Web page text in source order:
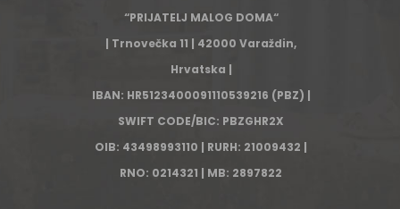
“PRIJATELJ MALOG DOMA“
| Trnovečka 11 | 42000 Varaždin,
Hrvatska |
IBAN: HR5123400091110539216 (PBZ) |
SWIFT CODE/BIC: PBZGHR2X
OIB: 43498993110 | RURH: 21009432 |
RNO: 0214321 | MB: 2897822